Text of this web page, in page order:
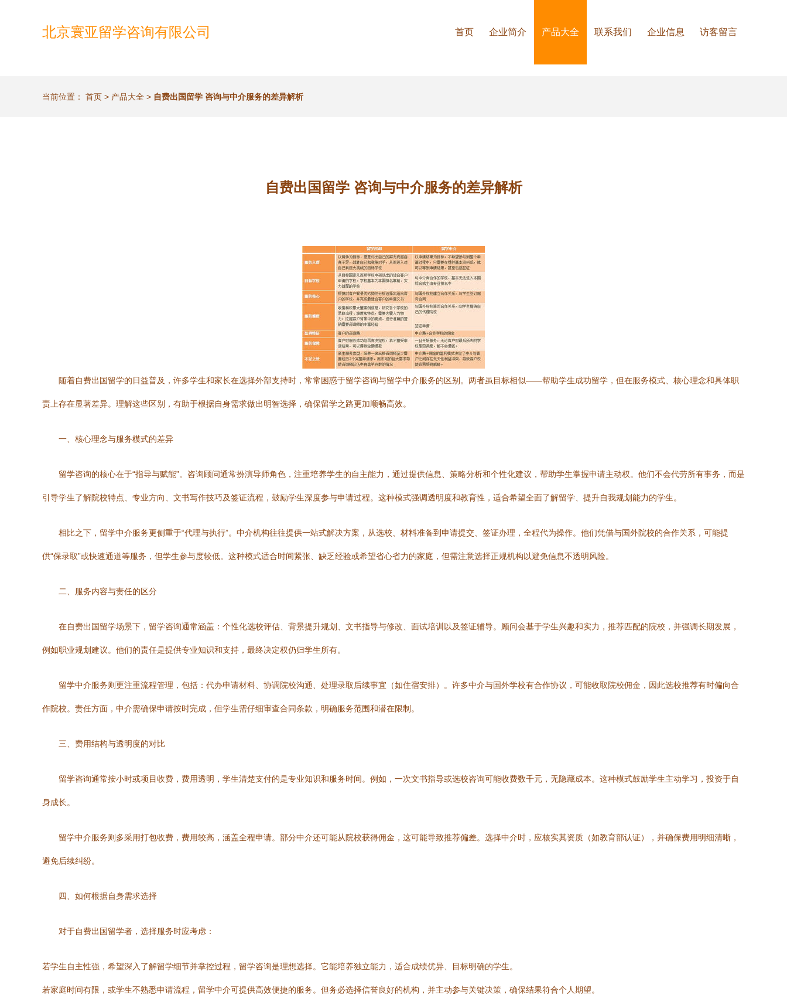
北京寰亚留学咨询有限公司 首页 企业简介 产品大全 联系我们 企业信息 访客留言
当前位置： 首页 > 产品大全 > 自费出国留学 咨询与中介服务的差异解析
自费出国留学 咨询与中介服务的差异解析
随着自费出国留学的日益普及，许多学生和家长在选择外部支持时，常常困惑于留学咨询与留学中介服务的区别。两者虽目标相似——帮助学生成功留学，但在服务模式、核心理念和具体职
责上存在显著差异。理解这些区别，有助于根据自身需求做出明智选择，确保留学之路更加顺畅高效。
一、核心理念与服务模式的差异
留学咨询的核心在于“指导与赋能”。咨询顾问通常扮演导师角色，注重培养学生的自主能力，通过提供信息、策略分析和个性化建议，帮助学生掌握申请主动权。他们不会代劳所有事务，而是
引导学生了解院校特点、专业方向、文书写作技巧及签证流程，鼓励学生深度参与申请过程。这种模式强调透明度和教育性，适合希望全面了解留学、提升自我规划能力的学生。
相比之下，留学中介服务更侧重于“代理与执行”。中介机构往往提供一站式解决方案，从选校、材料准备到申请提交、签证办理，全程代为操作。他们凭借与国外院校的合作关系，可能提
供“保录取”或快速通道等服务，但学生参与度较低。这种模式适合时间紧张、缺乏经验或希望省心省力的家庭，但需注意选择正规机构以避免信息不透明风险。
二、服务内容与责任的区分
在自费出国留学场景下，留学咨询通常涵盖：个性化选校评估、背景提升规划、文书指导与修改、面试培训以及签证辅导。顾问会基于学生兴趣和实力，推荐匹配的院校，并强调长期发展，
例如职业规划建议。他们的责任是提供专业知识和支持，最终决定权仍归学生所有。
留学中介服务则更注重流程管理，包括：代办申请材料、协调院校沟通、处理录取后续事宜（如住宿安排）。许多中介与国外学校有合作协议，可能收取院校佣金，因此选校推荐有时偏向合
作院校。责任方面，中介需确保申请按时完成，但学生需仔细审查合同条款，明确服务范围和潜在限制。
三、费用结构与透明度的对比
留学咨询通常按小时或项目收费，费用透明，学生清楚支付的是专业知识和服务时间。例如，一次文书指导或选校咨询可能收费数千元，无隐藏成本。这种模式鼓励学生主动学习，投资于自
身成长。
留学中介服务则多采用打包收费，费用较高，涵盖全程申请。部分中介还可能从院校获得佣金，这可能导致推荐偏差。选择中介时，应核实其资质（如教育部认证），并确保费用明细清晰，
避免后续纠纷。
四、如何根据自身需求选择
对于自费出国留学者，选择服务时应考虑：
若学生自主性强，希望深入了解留学细节并掌控过程，留学咨询是理想选择。它能培养独立能力，适合成绩优异、目标明确的学生。
若家庭时间有限，或学生不熟悉申请流程，留学中介可提供高效便捷的服务。但务必选择信誉良好的机构，并主动参与关键决策，确保结果符合个人期望。